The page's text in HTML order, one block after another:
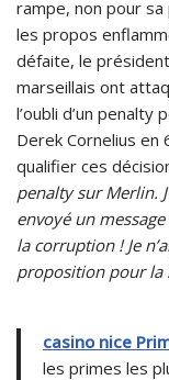
rampe, non pour
les propos
défaite, le président
marseillais ont
l’oubli d’un penalty
Derek Cornelius en
qualifier ces
penalty sur Merlin.
envoyé un
la corruption ! Je
proposition pour la
casino nice
les primes les